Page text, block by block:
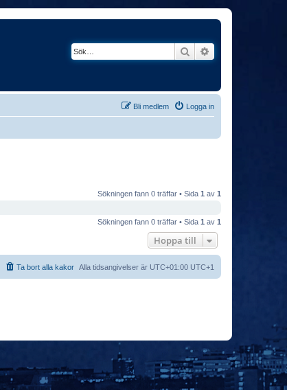
Sök
Logga in
Bli medlem
Sökningen fann 0 träffar • Sida 1 av 1
Sökningen fann 0 träffar • Sida 1 av 1
Hoppa till
Alla tidsangivelser är UTC+01:00 UTC+1
Ta bort alla kakor